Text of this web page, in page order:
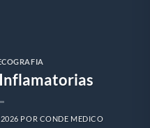
POR CONDE MEDICO